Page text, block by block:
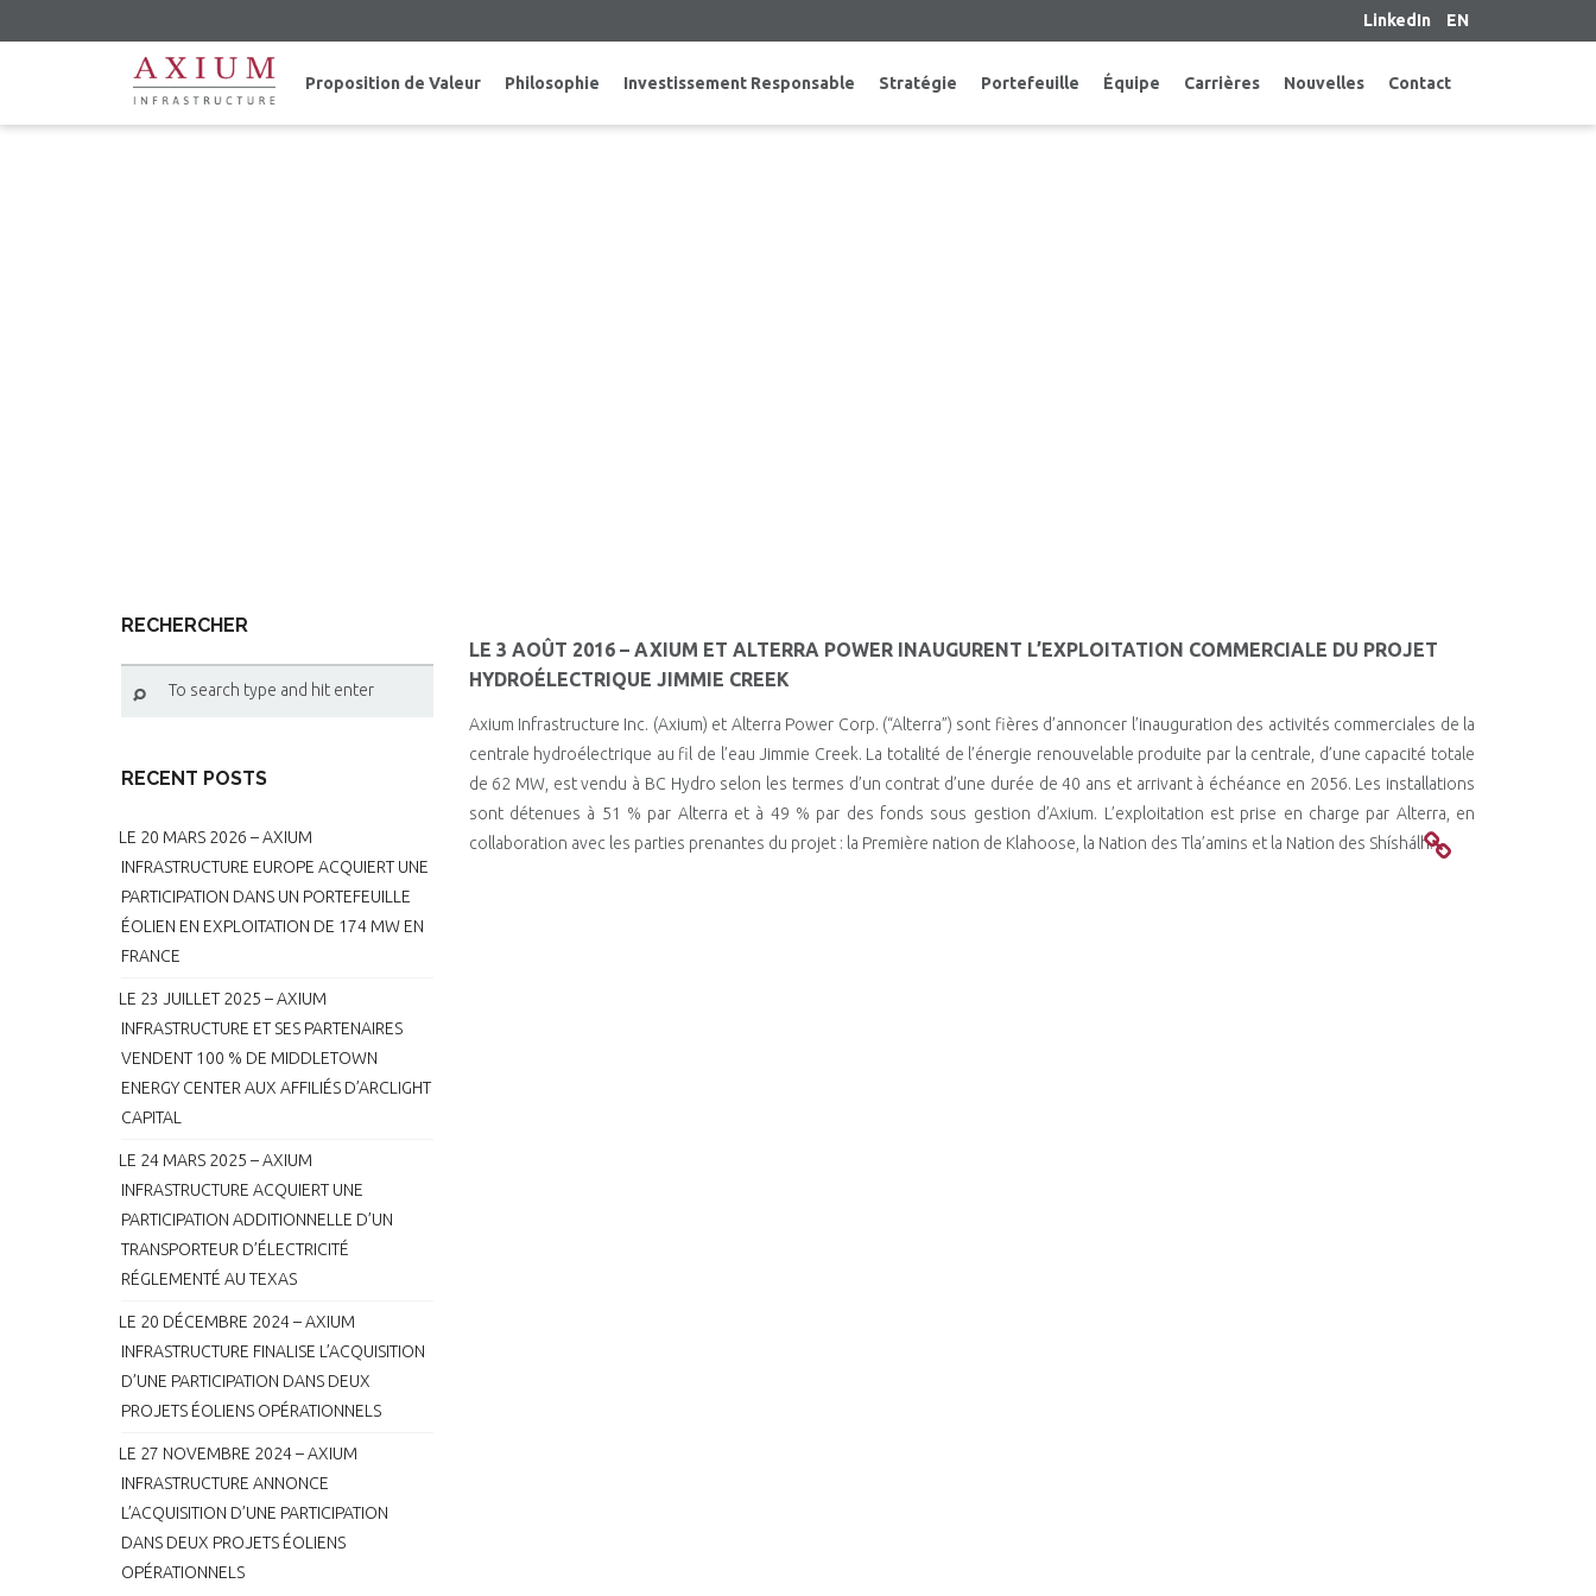
LinkedIn EN
Proposition de Valeur Philosophie Investissement Responsable Stratégie Portefeuille Équipe Carrières Nouvelles Contact
LE 3 AOÛT 2016 – AXIUM ET ALTERRA POWER INAUGURENT L’EXPLOITATION COMMERCIALE DU PROJET
HYDROÉLECTRIQUE JIMMIE CREEK
Axium Infrastructure Inc. (Axium) et Alterra Power Corp. (“Alterra”) sont fières d’annoncer l’inauguration des activités commerciales de la
centrale hydroélectrique au fil de l’eau Jimmie Creek. La totalité de l’énergie renouvelable produite par la centrale, d’une capacité totale
de 62 MW, est vendu à BC Hydro selon les termes d’un contrat d’une durée de 40 ans et arrivant à échéance en 2056. Les installations
sont détenues à 51 % par Alterra et à 49 % par des fonds sous gestion d’Axium. L’exploitation est prise en charge par Alterra, en
collaboration avec les parties prenantes du projet : la Première nation de Klahoose, la Nation des Tla’amins et la Nation des Shíshálh.
RECHERCHER
RECENT POSTS
LE 20 MARS 2026 – AXIUM
INFRASTRUCTURE EUROPE ACQUIERT UNE
PARTICIPATION DANS UN PORTEFEUILLE
ÉOLIEN EN EXPLOITATION DE 174 MW EN
FRANCE
LE 23 JUILLET 2025 – AXIUM
INFRASTRUCTURE ET SES PARTENAIRES
VENDENT 100 % DE MIDDLETOWN
ENERGY CENTER AUX AFFILIÉS D’ARCLIGHT
CAPITAL
LE 24 MARS 2025 – AXIUM
INFRASTRUCTURE ACQUIERT UNE
PARTICIPATION ADDITIONNELLE D’UN
TRANSPORTEUR D’ÉLECTRICITÉ
RÉGLEMENTÉ AU TEXAS
LE 20 DÉCEMBRE 2024 – AXIUM
INFRASTRUCTURE FINALISE L’ACQUISITION
D’UNE PARTICIPATION DANS DEUX
PROJETS ÉOLIENS OPÉRATIONNELS
LE 27 NOVEMBRE 2024 – AXIUM
INFRASTRUCTURE ANNONCE
L’ACQUISITION D’UNE PARTICIPATION
DANS DEUX PROJETS ÉOLIENS
OPÉRATIONNELS